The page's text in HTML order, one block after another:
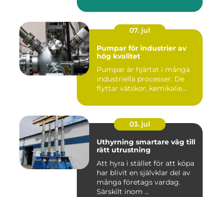
07. jul
Pumpar för industrier av
hög kvalitet
Pumpar är hjärtat i många
industriella processer. De
flyttar vätskor, kemikalie...
03. jul
Uthyrning smartare väg till
rätt utrustning
Att hyra i stället för att köpa
har blivit en självklar del av
många företags vardag.
Särskilt inom ...